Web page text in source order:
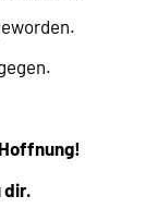
dir.